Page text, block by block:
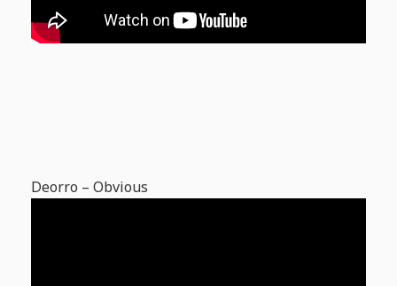
Deorro – Obvious